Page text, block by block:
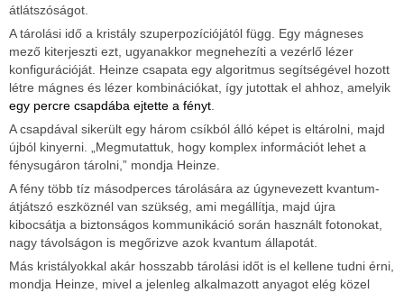
átlátszóságot.
A tárolási idő a kristály szuperpozíciójától függ. Egy mágneses
mező kiterjeszti ezt, ugyanakkor megnehezíti a vezérlő lézer
konfigurációját. Heinze csapata egy algoritmus segítségével hozott
létre mágnes és lézer kombinációkat, így jutottak el ahhoz, amelyik
egy percre csapdába ejtette a fényt
A csapdával sikerült egy három csíkból álló képet is eltárolni, majd
újból kinyerni. „Megmutattuk, hogy komplex információt lehet a
fénysugáron tárolni,” mondja Heinze.
A fény több tíz másodperces tárolására az úgynevezett kvantum-
átjátszó eszköznél van szükség, ami megállítja, majd újra
kibocsátja a biztonságos kommunikáció során használt fotonokat,
nagy távolságon is megőrizve azok kvantum állapotát.
Más kristályokkal akár hosszabb tárolási időt is el kellene tudni érni,
mondja Heinze, mivel a jelenleg alkalmazott anyagot elég közel